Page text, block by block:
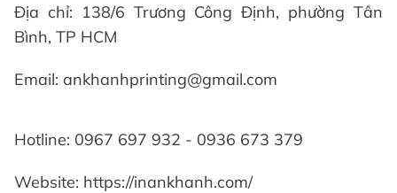
Địa chỉ: 138/6 Trương Công Định, phường Tân
Bình, TP HCM
Email: ankhanhprinting@gmail.com
Hotline: 0967 697 932 - 0936 673 379
Website: https://inankhanh.com/